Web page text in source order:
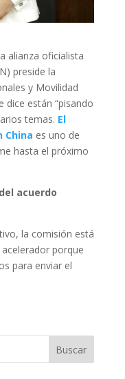
alianza oficialista
preside la
y Movilidad
dice están “pisando
temas. El
China es uno de
hasta el próximo
acuerdo
la comisión está
porque
para enviar el
Buscar